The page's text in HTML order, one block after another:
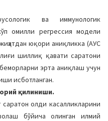
ва иммунологик
омилли регрессия модели
юқори аниқликка (АУC
шиллиқ қавати саратони
эрта аниқлаш учун
исботланган.
қилиниши.
олди касалликларини
бўйича олинган илмий